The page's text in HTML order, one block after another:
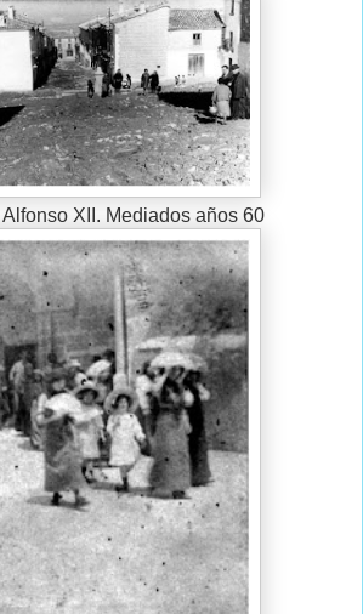
XII. Mediados años 60